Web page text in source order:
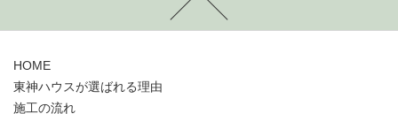
HOME
東神ハウスが選ばれる理由
施工の流れ